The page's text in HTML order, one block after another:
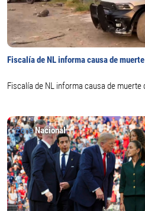
Fiscalía de NL informa causa de
Fiscalía de NL informa causa de muerte
ZonaNacional